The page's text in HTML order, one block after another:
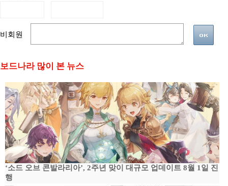
비회원
보드나라 많이 본 뉴스
‘소드 오브 콘발라리아’, 2주년 맞이 대규모 업데이트 8월 1일 진
행